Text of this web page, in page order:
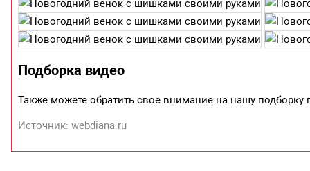
Подборка видео
Также можете обратить свое внимание на нашу
Источник: webdiana.ru